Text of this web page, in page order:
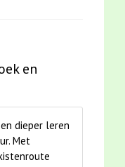
en
dieper leren
Met